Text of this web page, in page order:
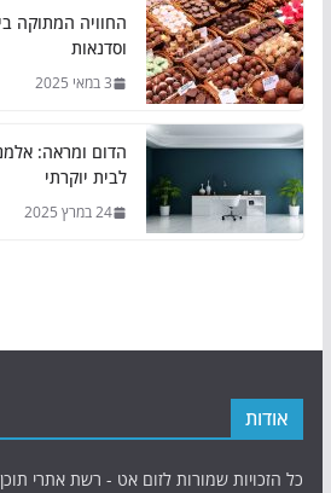
החוויה המתוקה
וסדנאות
3 במאי 2025
הדום ומראה:
לבית יוקרתי
24 במרץ 2025
אודות
כל הזכויות שמורות לזום אט - רשת אתרי